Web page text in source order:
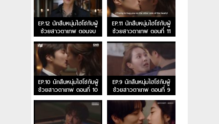
EP.12 นักสืบหนุ่มไฮโซกับผู้
ช่วยสาวตาเทพ ตอนจบ
EP.11 นักสืบหนุ่มไฮโซกับผู้
ช่วยสาวตาเทพ ตอนที่ 11
EP.10 นักสืบหนุ่มไฮโซกับผู้
ช่วยสาวตาเทพ ตอนที่ 10
EP.9 นักสืบหนุ่มไฮโซกับผู้
ช่วยสาวตาเทพ ตอนที่ 9